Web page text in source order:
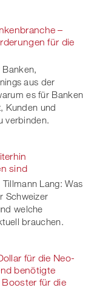
–
für die
aus der
es für Banken
Kunden und
verbinden.
sind
Lang: Was
Schweizer
welche
brauchen.
für die Neo-
benötigte
für die